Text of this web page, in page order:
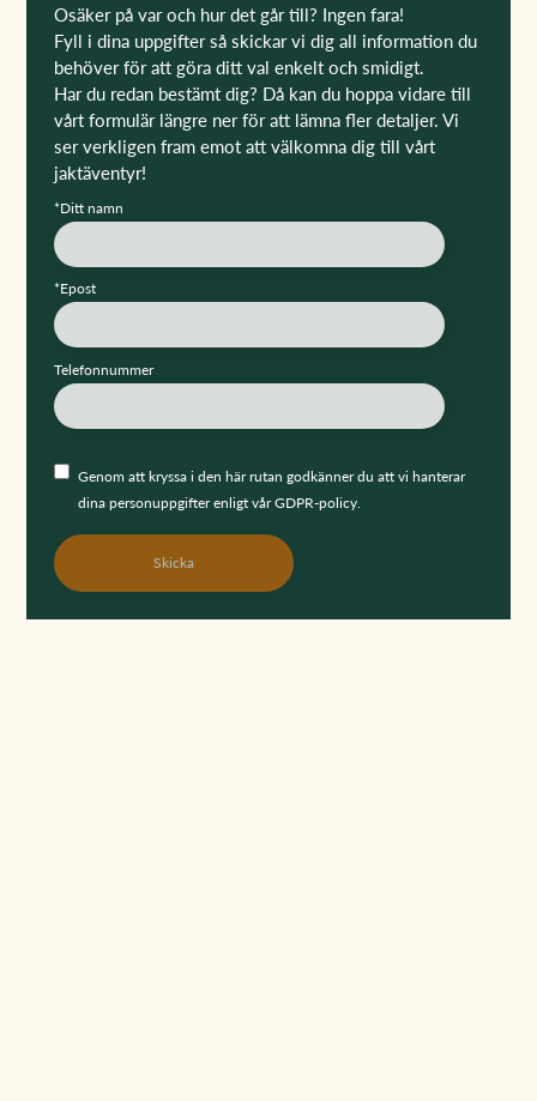
Osäker på var och hur det går till? Ingen fara!
Fyll i dina uppgifter så skickar vi dig all information du
behöver för att göra ditt val enkelt och smidigt.
Har du redan bestämt dig? Då kan du hoppa vidare till
vårt formulär längre ner för att lämna fler detaljer. Vi
ser verkligen fram emot att välkomna dig till vårt
jaktäventyr!
*Ditt namn
*Epost
Telefonnummer
Genom att kryssa i den här rutan godkänner du att vi hanterar
dina personuppgifter enligt vår GDPR-policy.